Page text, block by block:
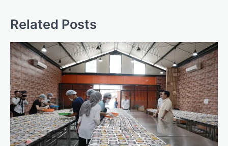
Related Posts